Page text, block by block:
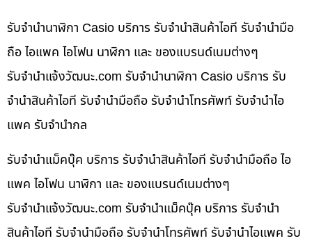
รับจำนำนาฬิกา Casio บริการ รับจำนำสินค้าไอที รับจำนำมือ
ถือ ไอแพค ไอโฟน นาฬิกา และ ของแบรนด์เนมต่างๆ
รับจํานําแจ้งวัฒนะ.com รับจำนำนาฬิกา Casio บริการ รับ
จำนำสินค้าไอที รับจำนำมือถือ รับจำนำโทรศัพท์ รับจำนำไอ
แพค รับจำนำกล
รับจำนำแม็คบุ๊ค บริการ รับจำนำสินค้าไอที รับจำนำมือถือ ไอ
แพค ไอโฟน นาฬิกา และ ของแบรนด์เนมต่างๆ
รับจํานําแจ้งวัฒนะ.com รับจำนำแม็คบุ๊ค บริการ รับจำนำ
สินค้าไอที รับจำนำมือถือ รับจำนำโทรศัพท์ รับจำนำไอแพค รับ